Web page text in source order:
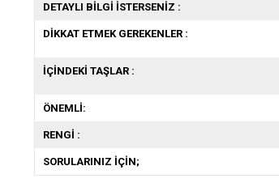
DETAYLI BİLGİ İSTERSENİZ :
DİKKAT ETMEK GEREKENLER :
İÇİNDEKİ TAŞLAR :
ÖNEMLİ:
RENGİ :
SORULARINIZ İÇİN;